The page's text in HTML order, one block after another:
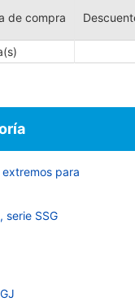
de compra
para
serie SSG